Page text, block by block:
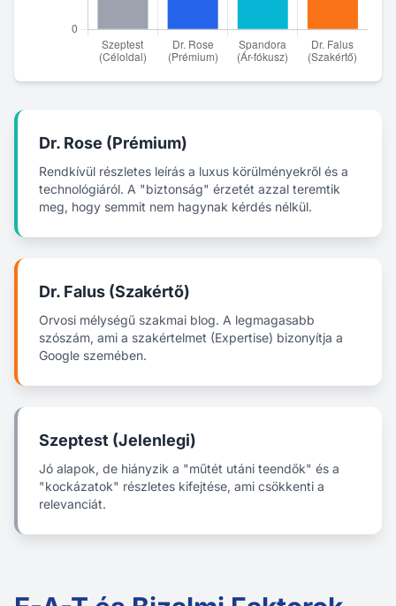
Dr. Rose (Prémium)
Rendkívül részletes leírás a luxus körülményekről és a
technológiáról. A "biztonság" érzetét azzal teremtik
meg, hogy semmit nem hagynak kérdés nélkül.
Dr. Falus (Szakértő)
Orvosi mélységű szakmai blog. A legmagasabb
szószám, ami a szakértelmet (Expertise) bizonyítja a
Google szemében.
Szeptest (Jelenlegi)
Jó alapok, de hiányzik a "műtét utáni teendők" és a
"kockázatok" részletes kifejtése, ami csökkenti a
relevanciát.